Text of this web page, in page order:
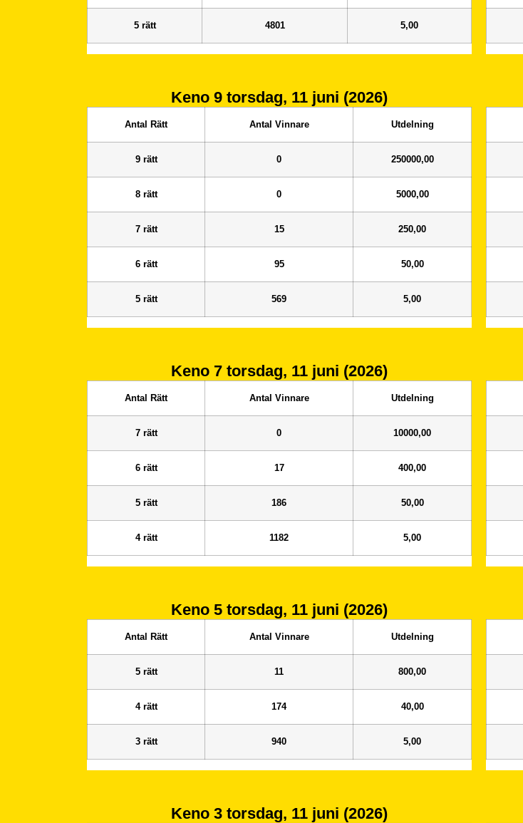
5 rätt 4801 5,00
Keno 9 torsdag, 11 juni (2026)
Antal Rätt Antal Vinnare Utdelning
9 rätt 0 250000,00
8 rätt 0 5000,00
7 rätt 15 250,00
6 rätt 95 50,00
5 rätt 569 5,00
Keno 7 torsdag, 11 juni (2026)
Antal Rätt Antal Vinnare Utdelning
7 rätt 0 10000,00
6 rätt 17 400,00
5 rätt 186 50,00
4 rätt 1182 5,00
Keno 5 torsdag, 11 juni (2026)
Antal Rätt Antal Vinnare Utdelning
5 rätt 11 800,00
4 rätt 174 40,00
3 rätt 940 5,00
Keno 3 torsdag, 11 juni (2026)